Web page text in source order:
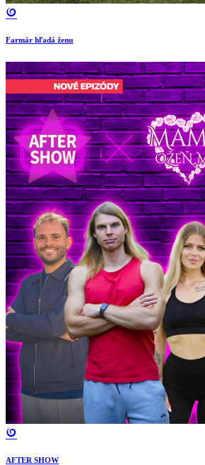
Farmár hľadá ženu
AFTER SHOW